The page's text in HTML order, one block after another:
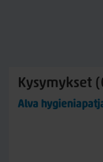
Kysymykset
Alva